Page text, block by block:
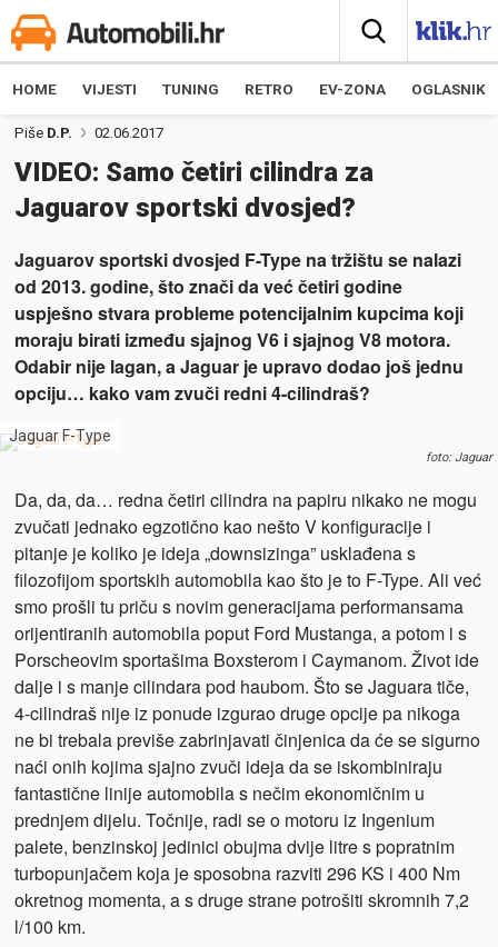
HOME VIJESTI TUNING RETRO EV-ZONA OGLASNIK
Piše D.P. 02.06.2017
VIDEO: Samo četiri cilindra za
Jaguarov sportski dvosjed?
Jaguarov sportski dvosjed F-Type na tržištu se nalazi
od 2013. godine, što znači da već četiri godine
uspješno stvara probleme potencijalnim kupcima koji
moraju birati između sjajnog V6 i sjajnog V8 motora.
Odabir nije lagan, a Jaguar je upravo dodao još jednu
opciju… kako vam zvuči redni 4-cilindraš?
Jaguar F-Type
foto: Jaguar
Da, da, da… redna četiri cilindra na papiru nikako ne mogu
zvučati jednako egzotično kao nešto V konfiguracije i
pitanje je koliko je ideja „downsizinga” usklađena s
filozofijom sportskih automobila kao što je to F-Type. Ali već
smo prošli tu priču s novim generacijama performansama
orijentiranih automobila poput Ford Mustanga, a potom i s
Porscheovim sportašima Boxsterom i Caymanom. Život ide
dalje i s manje cilindara pod haubom. Što se Jaguara tiče,
4-cilindraš nije iz ponude izgurao druge opcije pa nikoga
ne bi trebala previše zabrinjavati činjenica da će se sigurno
naći onih kojima sjajno zvuči ideja da se iskombiniraju
fantastične linije automobila s nečim ekonomičnim u
prednjem dijelu. Točnije, radi se o motoru iz Ingenium
palete, benzinskoj jedinici obujma dvije litre s popratnim
turbopunjačem koja je sposobna razviti 296 KS i 400 Nm
okretnog momenta, a s druge strane potrošiti skromnih 7,2
l/100 km.